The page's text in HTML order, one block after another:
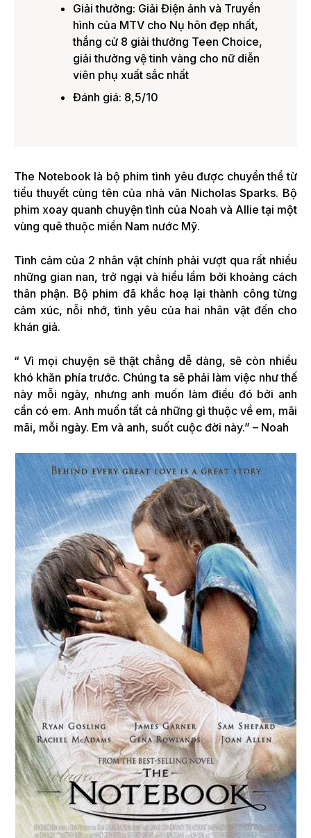
Giải thưởng: Giải Điện ảnh và Truyền
hình của MTV cho Nụ hôn đẹp nhất,
thắng cử 8 giải thưởng Teen Choice,
giải thưởng vệ tinh vàng cho nữ diễn
viên phụ xuất sắc nhất
Đánh giá: 8,5/10
The Notebook là bộ phim tình yêu được chuyển thể từ
tiểu thuyết cùng tên của nhà văn Nicholas Sparks. Bộ
phim xoay quanh chuyện tình của Noah và Allie tại một
vùng quê thuộc miền Nam nước Mỹ.
Tình cảm của 2 nhân vật chính phải vượt qua rất nhiều
những gian nan, trở ngại và hiểu lầm bởi khoảng cách
thân phận. Bộ phim đã khắc hoạ lại thành công từng
cảm xúc, nỗi nhớ, tình yêu của hai nhân vật đến cho
khán giả.
“ Vì mọi chuyện sẽ thật chẳng dễ dàng, sẽ còn nhiều
khó khăn phía trước. Chúng ta sẽ phải làm việc như thế
này mỗi ngày, nhưng anh muốn làm điều đó bởi anh
cần có em. Anh muốn tất cả những gì thuộc về em, mãi
mãi, mỗi ngày. Em và anh, suốt cuộc đời này.” – Noah